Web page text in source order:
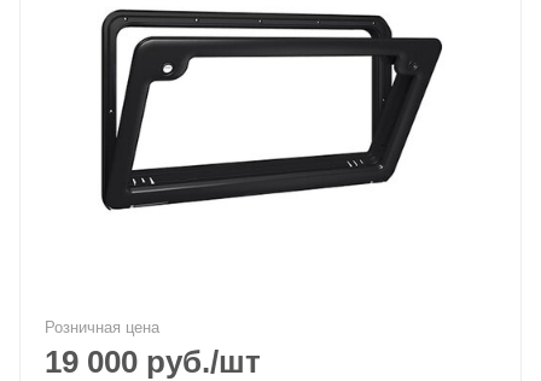
Розничная цена
19 000 руб./шт